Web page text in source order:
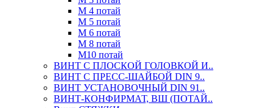
М 4 потай
М 5 потай
М 6 потай
М 8 потай
М10 потай
ВИНТ С ПЛОСКОЙ ГОЛОВКОЙ И..
ВИНТ С ПРЕСС-ШАЙБОЙ DIN 9..
ВИНТ УСТАНОВОЧНЫЙ DIN 91..
ВИНТ-КОНФИРМАТ, ВШ (ПОТАЙ..